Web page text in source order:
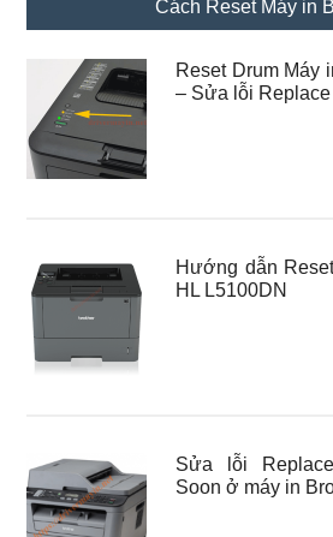
Cách Reset Máy in
Reset Drum Máy
– Sửa lỗi
Hướng dẫn
HL L5100DN
Sửa lỗi
Soon ở máy in